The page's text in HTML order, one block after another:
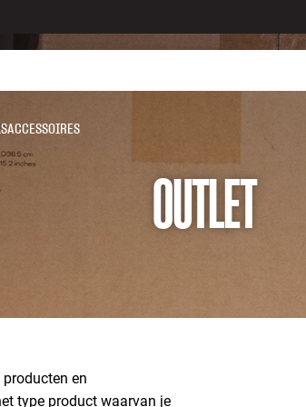
ACCESSOIRES
OUTLET
en
type product waarvan je